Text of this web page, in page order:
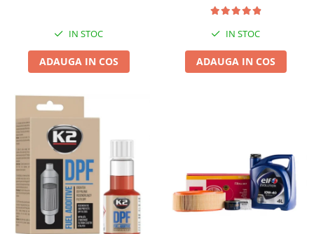
IN STOC
ADAUGA IN COS
IN STOC
ADAUGA IN COS